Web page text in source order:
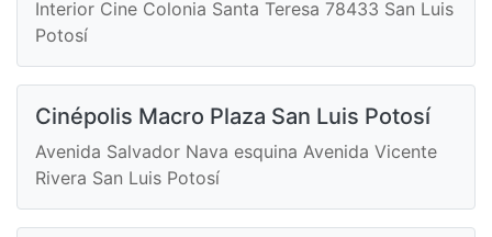
Interior Cine Colonia Santa Teresa 78433 San Luis
Potosí
Cinépolis Macro Plaza San Luis Potosí
Avenida Salvador Nava esquina Avenida Vicente
Rivera San Luis Potosí